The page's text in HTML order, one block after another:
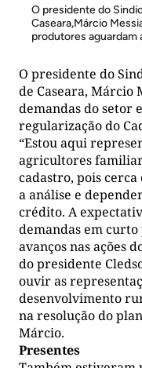
O presidente do
Caseara,Márcio
produtores aguardam
O presidente do
de Caseara, Márcio
demandas do setor
regularização do
“Estou aqui
agricultores
cadastro, pois
a análise e
crédito. A
demandas em curto
avanços nas ações
do presidente
ouvir as
desenvolvimento
na resolução do
Márcio.
Presentes